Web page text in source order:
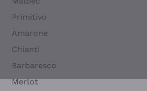
Primitivo
Amarone
Chianti
Barbaresco
Merlot